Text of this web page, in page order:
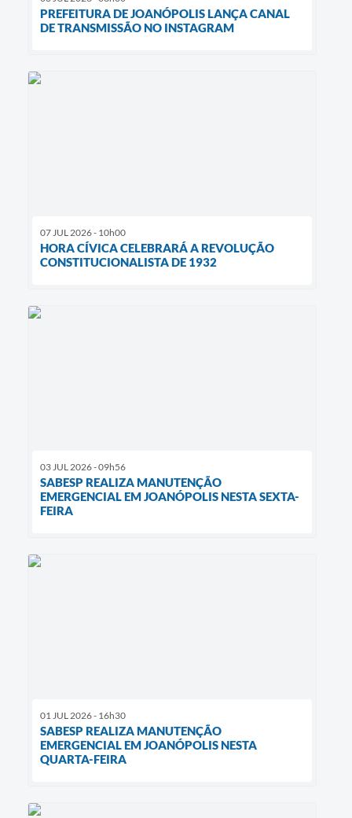
PREFEITURA DE JOANÓPOLIS LANÇA CANAL
DE TRANSMISSÃO NO INSTAGRAM
07 JUL 2026 - 10h00
HORA CÍVICA CELEBRARÁ A REVOLUÇÃO
CONSTITUCIONALISTA DE 1932
03 JUL 2026 - 09h56
SABESP REALIZA MANUTENÇÃO
EMERGENCIAL EM JOANÓPOLIS NESTA SEXTA-
FEIRA
01 JUL 2026 - 16h30
SABESP REALIZA MANUTENÇÃO
EMERGENCIAL EM JOANÓPOLIS NESTA
QUARTA-FEIRA